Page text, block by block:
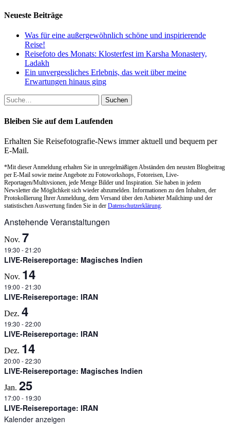
Neueste Beiträge
Was für eine außergewöhnlich schöne und inspirierende
Reise!
Reisefoto des Monats: Klosterfest im Karsha Monastery,
Ladakh
Ein unvergessliches Erlebnis, das weit über meine
Erwartungen hinaus ging
Suche
nach:
Bleiben Sie auf dem Laufenden
Erhalten Sie Reisefotografie-News immer aktuell und bequem per
E-Mail.
*Mit dieser Anmeldung erhalten Sie in unregelmäßigen Abständen den neusten Blogbeitrag
per E-Mail sowie meine Angebote zu Fotoworkshops, Fotoreisen, Live-
Reportagen/Multivsionen, jede Menge Bilder und Inspiration. Sie haben in jedem
Newsletter die Möglichkeit sich wieder abzumelden. Informationen zu den Inhalten, der
Protokollierung Ihrer Anmeldung, dem Versand über den Anbieter Mailchimp und der
statistischen Auswertung finden Sie in der Datenschutzerklärung.
Anstehende Veranstaltungen
Nov. 7
19:30 -21:20
LIVE-Reisereportage: Magisches Indien
Nov. 14
19:00 -21:30
LIVE-Reisereportage: IRAN
Dez. 4
19:30 -22:00
LIVE-Reisereportage: IRAN
Dez. 14
20:00 -22:30
LIVE-Reisereportage: Magisches Indien
Jan. 25
17:00 - 19:30
LIVE-Reisereportage: IRAN
Kalender anzeigen